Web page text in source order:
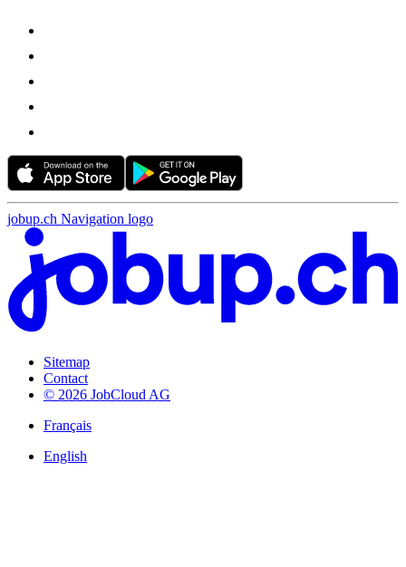
jobup.ch Navigation logo
Sitemap
Contact
© 2026 JobCloud AG
Français
English